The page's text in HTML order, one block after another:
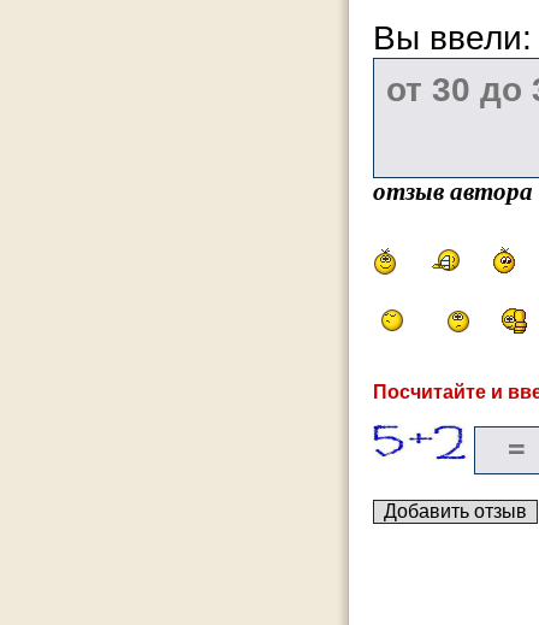
Вы
отзыв
Посчитайте и